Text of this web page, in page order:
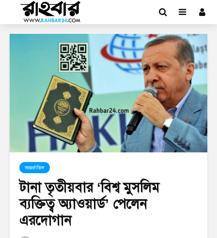
আন্তর্জাতিক
টানা তৃতীয়বার ‘বিশ্ব মুসলিম
ব্যক্তিত্ব অ্যাওয়ার্ড’ পেলেন
এরদোগান